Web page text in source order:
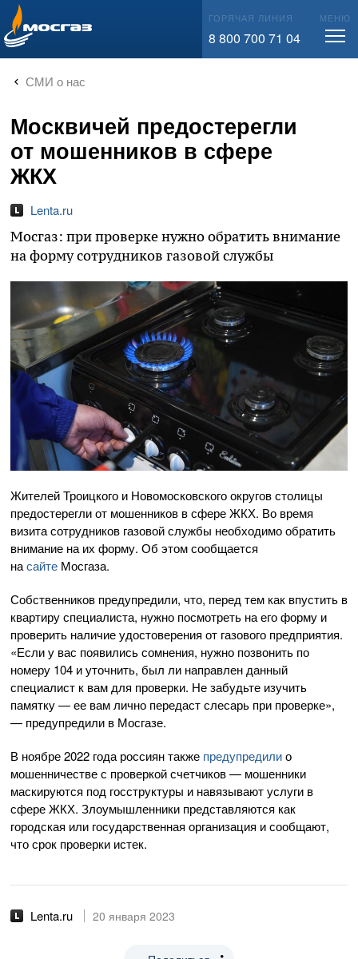
info@mos-gaz.ru ГОРЯЧАЯ ЛИНИЯ
8 800 700 71 04
МЕНЮ
СМИ о нас
Москвичей предостерегли
от мошенников в сфере
ЖКХ
Lenta.ru
Мосгаз: при проверке нужно обратить внимание
на форму сотрудников газовой службы
Жителей Троицкого и Новомосковского округов столицы
предостерегли от мошенников в сфере ЖКХ. Во время
визита сотрудников газовой службы необходимо обратить
внимание на их форму. Об этом сообщается
насайте Мосгаза.
Собственников предупредили, что, перед тем как впустить в
квартиру специалиста, нужно посмотреть на его форму и
проверить наличие удостоверения от газового предприятия.
«Если у вас появились сомнения, нужно позвонить по
номеру 104 и уточнить, был ли направлен данный
специалист к вам для проверки. Не забудьте изучить
памятку — ее вам лично передаст слесарь при проверке»,
— предупредили в Мосгазе.
В ноябре 2022 года россиян также предупредилио
мошенничестве с проверкой счетчиков — мошенники
маскируются под госструктуры и навязывают услуги в
сфере ЖКХ. Злоумышленники представляются как
городская или государственная организация и сообщают,
что срок проверки истек.
Lenta.ru 20 января 2023